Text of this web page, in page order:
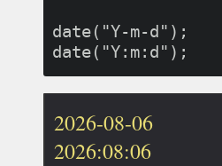
date("Y-m-d");
2026-08-06
2026:08:06